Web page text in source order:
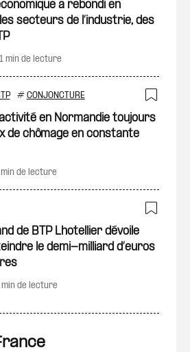
a rebondi en
secteurs de l’industrie, des
1 min de lecture
# CONJONCTURE
en Normandie toujours
de chômage en constante
min de lecture
de BTP Lhotellier dévoile
le demi-milliard d’euros
min de lecture